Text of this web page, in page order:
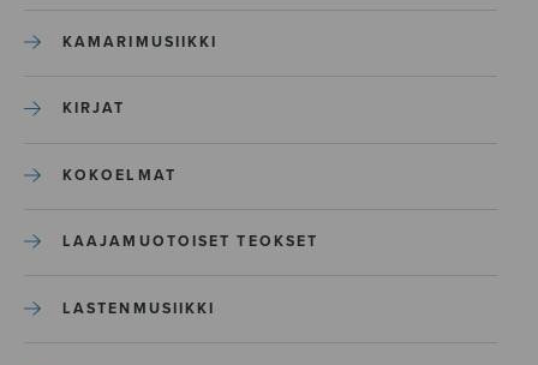
KAMARIMUSIIKKI
KIRJAT
KOKOELMAT
LAAJAMUOTOISET TEOKSET
LASTENMUSIIKKI